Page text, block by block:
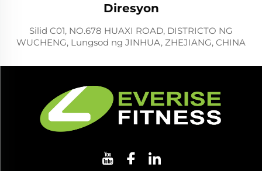
Diresyon
Silid C01, NO.678 HUAXI ROAD, DISTRICTO NG
WUCHENG, Lungsod ng JINHUA, ZHEJIANG, CHINA